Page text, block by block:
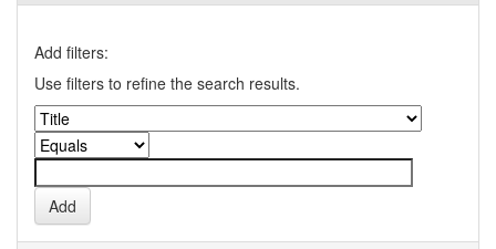
Add filters:
Use filters to refine the search results.